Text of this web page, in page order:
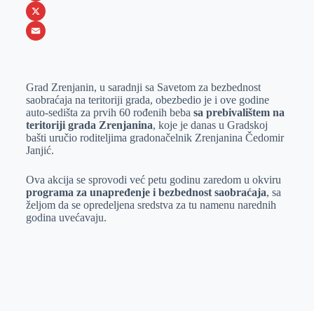
b
o
s
e
e
r
n
k
I
n
i
b
W
h
s
A
p
p
X
a
i
l
Grad Zrenjanin, u saradnji sa Savetom za bezbednost
saobraćaja na teritoriji grada, obezbedio je i ove godine
auto-sedišta za prvih 60 rođenih beba sa prebivalištem na
teritoriji grada Zrenjanina, koje je danas u Gradskoj
bašti uručio roditeljima gradonačelnik Zrenjanina Čedomir
Janjić.
Ova akcija se sprovodi već petu godinu zaredom u okviru
programa za unapređenje i bezbednost saobraćaja, sa
željom da se opredeljena sredstva za tu namenu narednih
godina uvećavaju.